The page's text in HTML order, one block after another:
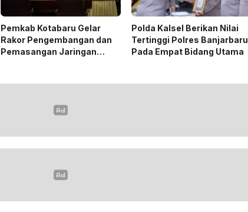
Pemkab Kotabaru Gelar
Rakor Pengembangan dan
Pemasangan Jaringan
Polda Kalsel Berikan Nilai
Tertinggi Polres Banjarbaru,
Pada Empat Bidang Utama